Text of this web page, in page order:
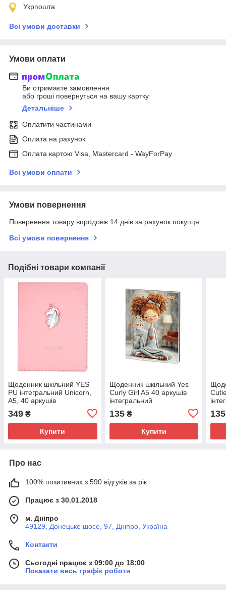
Укрпошта
Всі умови доставки
Умови оплати
Ви отримаєте замовлення
або гроші повернуться на вашу картку
Детальніше
Оплатити частинами
Оплата на рахунок
Оплата картою Visa, Mastercard - WayForPay
Всі умови оплати
Умови повернення
Повернення товару впродовж 14 днів за рахунок покупця
Всі умови повернення
Подібні товари компанії
Щоденник шкільний YES
PU інтегральний Unicorn,
А5, 40 аркушів
349 ₴
Купити
Щоденник шкільний Yes
Curly Girl A5 40 аркушів
інтегральний
135₴
Купити
135
Про нас
100% позитивних з 590 відгуків за рік
Працює з 30.01.2018
м. Дніпро
49129, Донецьке шосе, 97, Дніпро, Україна
Контакти
Сьогодні працює з 09:00 до 18:00
Показати весь графік роботи